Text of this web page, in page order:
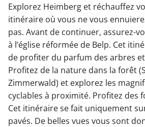
Explorez Heimberg et réchauffez
itinéraire où vous ne vous
pas. Avant de continuer, assurez-
à l’église réformée de Belp. Cet
de profiter du parfum des arbres et
Profitez de la nature dans la forêt
Zimmerwald) et explorez les
cyclables à proximité. Profitez des
Cet itinéraire se fait uniquement
pavés. De belles vues vous sont